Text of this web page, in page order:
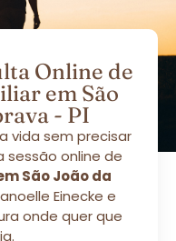
Online de
em São
- PI
vida sem precisar
sessão online de
São João da
Einecke e
onde quer que